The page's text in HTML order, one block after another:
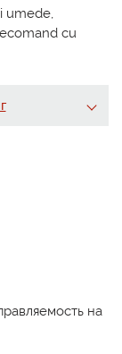
umede,
cu
на